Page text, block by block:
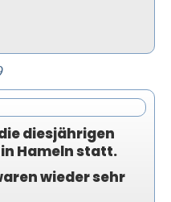
diesjährigen
Hameln statt.
wieder sehr